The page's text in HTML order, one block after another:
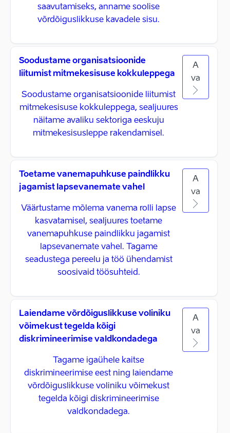
saavutamiseks, anname soolise
võrdõiguslikkuse kavadele sisu.
Soodustame organisatsioonide
liitumist mitmekesisuse kokkuleppega
Soodustame organisatsioonide liitumist
mitmekesisuse kokkuleppega, sealjuures
näitame avaliku sektoriga eeskuju
mitmekesisusleppe rakendamisel.
A
va
Toetame vanemapuhkuse paindlikku
jagamist lapsevanemate vahel
Väärtustame mõlema vanema rolli lapse
kasvatamisel, sealjuures toetame
vanemapuhkuse paindlikku jagamist
lapsevanemate vahel. Tagame
seadustega pereelu ja töö ühendamist
soosivaid töösuhteid.
A
va
Laiendame võrdõiguslikkuse voliniku
võimekust tegelda kõigi
diskrimineerimise valdkondadega
Tagame igaühele kaitse
diskrimineerimise eest ning laiendame
võrdõiguslikkuse voliniku võimekust
tegelda kõigi diskrimineerimise
valdkondadega.
A
va